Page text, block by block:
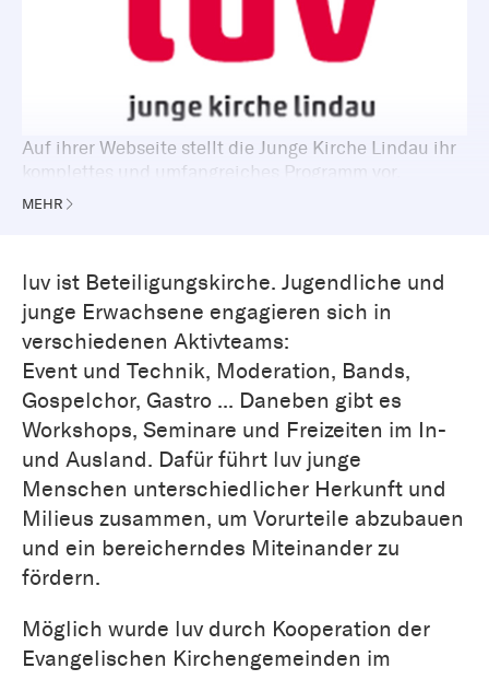
Auf ihrer Webseite stellt die Junge Kirche Lindau ihr
komplettes und umfangreiches Programm vor.
Mehr ...
MEHR
luv ist Beteiligungskirche. Jugendliche und
junge Erwachsene engagieren sich in
verschiedenen Aktivteams:
Event und Technik, Moderation, Bands,
Gospelchor, Gastro ... Daneben gibt es
Workshops, Seminare und Freizeiten im In-
und Ausland. Dafür führt luv junge
Menschen unterschiedlicher Herkunft und
Milieus zusammen, um Vorurteile abzubauen
und ein bereicherndes Miteinander zu
fördern.
Möglich wurde luv durch Kooperation der
Evangelischen Kirchen­gemeinden im